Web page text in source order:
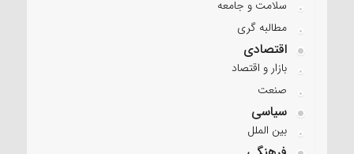
سلامت و جامعه
مطالبه گری
اقتصادی
بازار و اقتصاد
صنعت
سیاسی
بین الملل